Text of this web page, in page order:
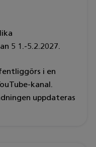
5 1.-5.2.2027.
i en
kanal.
uppdateras